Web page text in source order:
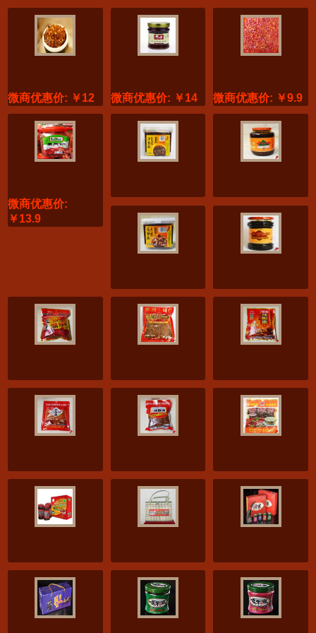
微商优惠价: ￥12 微商优惠价: ￥14 微商优惠价: ￥9.9
微商优惠价:
￥13.9